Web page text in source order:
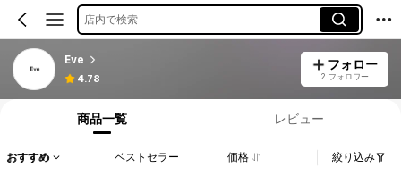
店内で検索
Eve
4.78
フォロー
2 フォロワー
商品一覧 レビュー
おすすめ ベストセラー 価格 絞り込み